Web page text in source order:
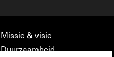
Missie & visie
Duurzaamheid